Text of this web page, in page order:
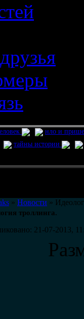
нло и
тайны истории
» Новости »
троллинга.
21-07-2013,